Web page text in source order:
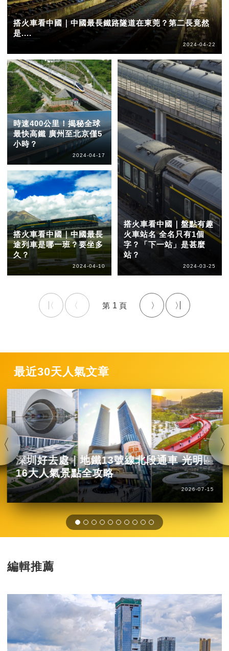
搭火車看中國｜中國最長鐵路隧道在東莞？第二長竟然
是....
2024-04-22
時速400公里！揭秘全球
最快高鐵 廣州至北京僅5
小時？
2024-04-17
搭火車看中國｜中國最長
途列車是哪一班？要坐多
久？
2024-04-10
搭火車看中國｜盤點有趣
火車站名 全名只有1個
字？「下一站」是甚麼
站？
2024-03-25
1
最近30天人氣文章
深圳好去處｜地鐵13號線北段通車 光明區
16大人氣景點全攻略
2026-07-15
編輯推薦